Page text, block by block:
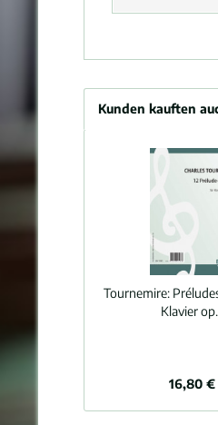
Kunden kauften
Tournemire:
Klavier
16,80